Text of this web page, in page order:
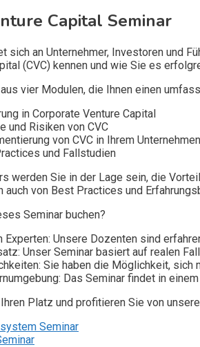
Capital Seminar
sich an Unternehmer, Investoren und
(CVC) kennen und wie Sie es
vier Modulen, die Ihnen einen
in Corporate Venture Capital
und Risiken von CVC
von CVC in Ihrem Unternehmen
und Fallstudien
werden Sie in der Lage sein, die
auch von Best Practices und
Seminar buchen?
Experten: Unsere Dozenten sind
Unser Seminar basiert auf realen
Sie haben die Möglichkeit, sich
Das Seminar findet in
Platz und profitieren Sie von
Seminar